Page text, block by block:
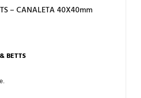
– CANALETA 40X40mm
BETTS